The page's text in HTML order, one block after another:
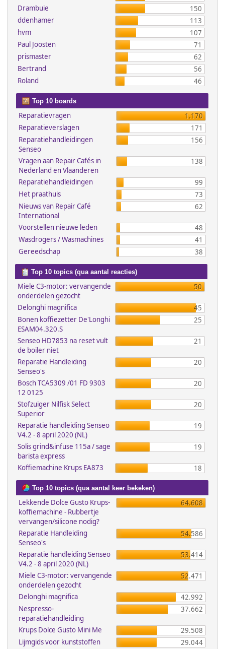
Drambuie
150
ddenhamer
113
hvm
107
Paul Joosten
71
prismaster
62
Bertrand
56
Roland
46
Top 10 boards
Reparatievragen
1.170
Reparatieverslagen
171
Reparatiehandleidingen
Senseo
156
Vragen aan Repair Cafés in
Nederland en Vlaanderen
138
Reparatiehandleidingen
99
Het praathuis
73
Nieuws van Repair Café
International
62
Voorstellen nieuwe leden
48
Wasdrogers / Wasmachines
41
Gereedschap
38
Top 10 topics (qua aantal reacties)
Miele C3-motor: vervangende
onderdelen gezocht
50
Delonghi magnifica
45
Bonen koffiezetter De'Longhi
ESAM04.320.S
25
Senseo HD7853 na reset vult
de boiler niet
21
Reparatie Handleiding
Senseo's
20
Bosch TCA5309 /01 FD 9303
12 0125
20
Stofzuiger Nilfisk Select
Superior
20
Reparatie handleiding Senseo
V4.2 - 8 april 2020 (NL)
19
Solis grind&infuse 115a / sage
barista express
19
Koffiemachine Krups EA873 18
Top 10 topics (qua aantal keer bekeken)
Lekkende Dolce Gusto Krups-
koffiemachine - Rubbertje
vervangen/silicone nodig?
64.608
Reparatie Handleiding
Senseo's
54.586
Reparatie handleiding Senseo
V4.2 - 8 april 2020 (NL)
53.414
Miele C3-motor: vervangende
onderdelen gezocht
52.471
Delonghi magnifica
42.992
Nespresso-
reparatiehandleiding
37.662
Krups Dolce Gusto Mini Me
29.508
Lijmgids voor kunststoffen
29.044